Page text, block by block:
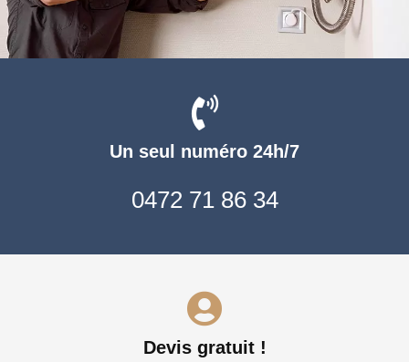
Un seul numéro 24h/7
0472 71 86 34
Devis gratuit !